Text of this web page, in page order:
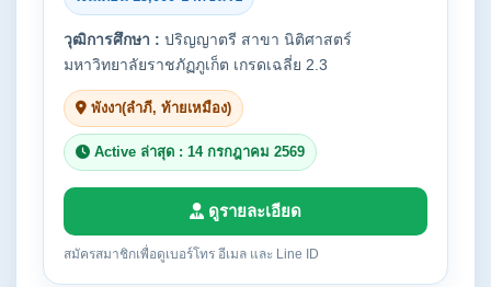
วุฒิการศึกษา : ปริญญาตรี สาขา นิติศาสตร์
มหาวิทยาลัยราชภัฏภูเก็ต เกรดเฉลี่ย 2.3
พังงา(ลำภี, ท้ายเหมือง)
Active ล่าสุด : 14 กรกฎาคม 2569
ดูรายละเอียด
สมัครสมาชิกเพื่อดูเบอร์โทร อีเมล และ Line ID